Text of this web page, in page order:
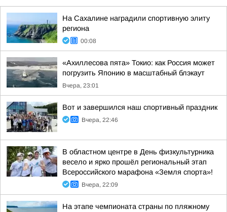
На Сахалине наградили спортивную элиту
региона
00:08
«Ахиллесова пята» Токио: как Россия может
погрузить Японию в масштабный блэкаут
Вчера, 23:01
Вот и завершился наш спортивный праздник
Вчера, 22:46
В областном центре в День физкультурника
весело и ярко прошёл региональный этап
Всероссийского марафона «Земля спорта»!
Вчера, 22:09
На этапе чемпионата страны по пляжному